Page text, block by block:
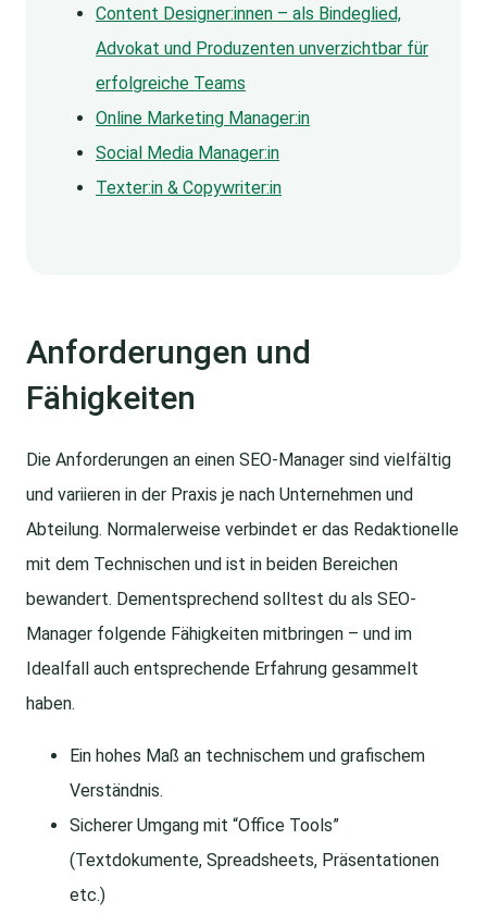
Content Designer:innen – als Bindeglied,
Advokat und Produzenten unverzichtbar für
erfolgreiche Teams
Online Marketing Manager:in
Social Media Manager:in
Texter:in & Copywriter:in
Anforderungen und
Fähigkeiten
Die Anforderungen an einen SEO-Manager sind vielfältig
und variieren in der Praxis je nach Unternehmen und
Abteilung. Normalerweise verbindet er das Redaktionelle
mit dem Technischen und ist in beiden Bereichen
bewandert. Dementsprechend solltest du als SEO-
Manager folgende Fähigkeiten mitbringen – und im
Idealfall auch entsprechende Erfahrung gesammelt
haben.
Ein hohes Maß an technischem und grafischem
Verständnis.
Sicherer Umgang mit “Office Tools”
(Textdokumente, Spreadsheets, Präsentationen
etc.)